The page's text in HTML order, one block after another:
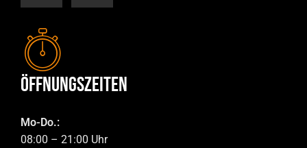
Öffnungszeiten
Mo-Do.:
08:00 – 21:00 Uhr